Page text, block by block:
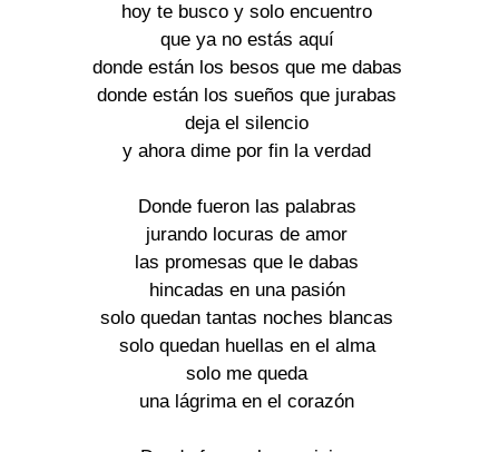
hoy te busco y solo encuentro
que ya no estás aquí
donde están los besos que me dabas
donde están los sueños que jurabas
deja el silencio
y ahora dime por fin la verdad
Donde fueron las palabras
jurando locuras de amor
las promesas que le dabas
hincadas en una pasión
solo quedan tantas noches blancas
solo quedan huellas en el alma
solo me queda
una lágrima en el corazón